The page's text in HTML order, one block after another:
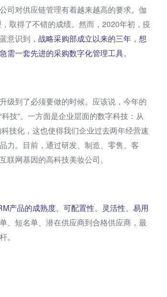
司对供应链管理有着越来越高的要求。伽
取得了不错的成绩。然而，2020年初，疫
意识到， 战略采购部成立以来的三年，想
需一套先进的采购数字化管理工具。
级到了必须要做的时候。应该说，今年的
技”。一方面是企业层面的数字科技：从
技化，这也使得我们企业过去两年经营速
力。目前，通过研发、制造、零售、客
网基因的高科技美妆公司。
产品的成熟度、可配置性、灵活性、易用
、短名单、潜在供应商到合格供应商，最
。